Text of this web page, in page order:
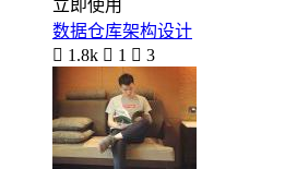
立即使用
数据仓库架构设计
 1.8k  1  3